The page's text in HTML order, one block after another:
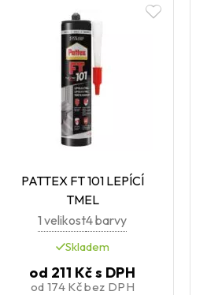
PATTEX FT 101 LEPÍCÍ
TMEL
1 velikost4 barvy
Skladem
od 211 Kčs DPH
od 174 Kčbez DPH